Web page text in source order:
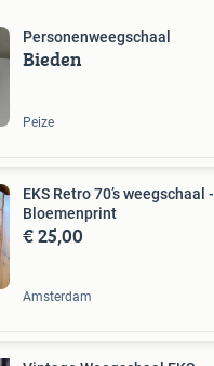
Personenweegschaal
Bieden
Peize
EKS Retro 70’s weegschaal -
Bloemenprint
€ 25,00
Amsterdam